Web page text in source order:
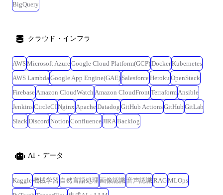
BigQuery
クラウド・インフラ
AWSMicrosoft AzureGoogle Cloud Platform(GCP)DockerKubernetes
AWS LambdaGoogle App Engine(GAE) SalesforceHeroku OpenStack
FirebaseAmazon CloudWatch Amazon CloudFrontTerraformAnsible
JenkinsCircleCINginx ApacheDatadog GitHub ActionsGitHub GitLab
SlackDiscord Notion ConfluenceJIRABacklog
AI・データ
Kaggle機械学習 自然言語処理 画像認識音声認識RAGMLOps